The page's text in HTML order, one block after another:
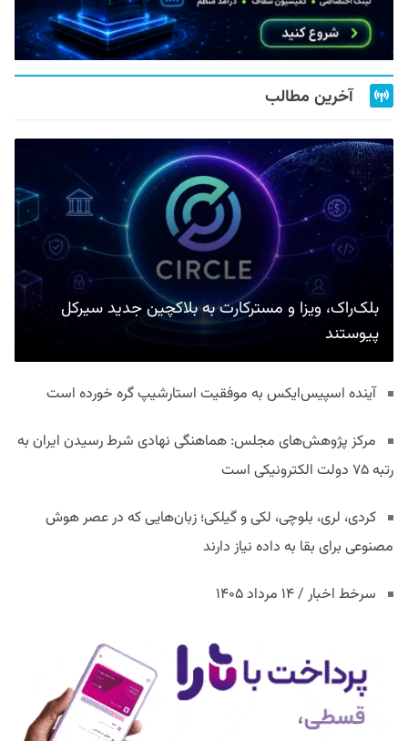
آخرین مطالب
بلک‌راک، ویزا و مسترکارت به بلاکچین جدید سیرکل
پیوستند
آینده اسپیس‌ایکس به موفقیت استارشیپ گره خورده است
مرکز پژوهش‌های مجلس: هماهنگی نهادی شرط رسیدن ایران به
رتبه ۷۵ دولت الکترونیکی است
کردی، لری، بلوچی، لکی و گیلکی؛ زبان‌هایی که در عصر هوش
مصنوعی برای بقا به داده نیاز دارند
سرخط اخبار / ۱۴ مرداد ۱۴۰۵